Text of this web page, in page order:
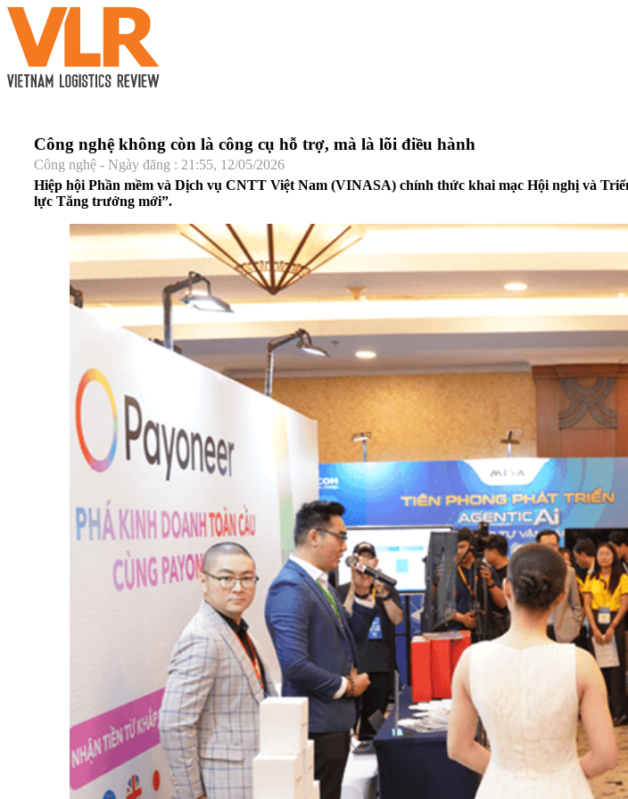
Công nghệ không còn là công cụ hỗ trợ, mà là lõi điều hành
Công nghệ - Ngày đăng : 21:55, 12/05/2026
Hiệp hội Phần mềm và Dịch vụ CNTT Việt Nam (VINASA) chính thức khai mạc Hội nghị và
lực Tăng trưởng mới”.